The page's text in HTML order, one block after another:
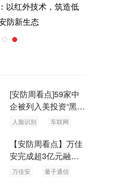
以红外技术，筑造低
防新生态
[安防周看点]59家中
企被列入美投资“黑名
单” 中国信通院启动
人脸识别 车联网
【安防周看点】万佳
安完成超3亿元融资
国内首批量子通信标
万佳安 量子通信